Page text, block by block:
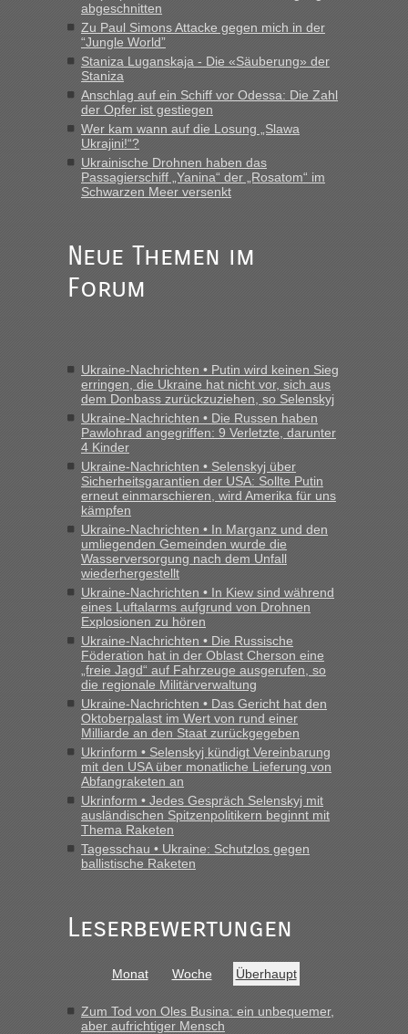
abgeschnitten
Zu Paul Simons Attacke gegen mich in der
“Jungle World”
Staniza Luganskaja - Die «Säuberung» der
Staniza
Anschlag auf ein Schiff vor Odessa: Die Zahl
der Opfer ist gestiegen
Wer kam wann auf die Losung „Slawa
Ukrajini!“?
Ukrainische Drohnen haben das
Passagierschiff „Yanina“ der „Rosatom“ im
Schwarzen Meer versenkt
Neue Themen im
Forum
Ukraine-Nachrichten • Putin wird keinen Sieg
erringen, die Ukraine hat nicht vor, sich aus
dem Donbass zurückzuziehen, so Selenskyj
Ukraine-Nachrichten • Die Russen haben
Pawlohrad angegriffen: 9 Verletzte, darunter
4 Kinder
Ukraine-Nachrichten • Selenskyj über
Sicherheitsgarantien der USA: Sollte Putin
erneut einmarschieren, wird Amerika für uns
kämpfen
Ukraine-Nachrichten • In Marganz und den
umliegenden Gemeinden wurde die
Wasserversorgung nach dem Unfall
wiederhergestellt
Ukraine-Nachrichten • In Kiew sind während
eines Luftalarms aufgrund von Drohnen
Explosionen zu hören
Ukraine-Nachrichten • Die Russische
Föderation hat in der Oblast Cherson eine
„freie Jagd“ auf Fahrzeuge ausgerufen, so
die regionale Militärverwaltung
Ukraine-Nachrichten • Das Gericht hat den
Oktoberpalast im Wert von rund einer
Milliarde an den Staat zurückgegeben
Ukrinform • Selenskyj kündigt Vereinbarung
mit den USA über monatliche Lieferung von
Abfangraketen an
Ukrinform • Jedes Gespräch Selenskyj mit
ausländischen Spitzenpolitikern beginnt mit
Thema Raketen
Tagesschau • Ukraine: Schutzlos gegen
ballistische Raketen
Leserbewertungen
Monat Woche Überhaupt
Zum Tod von Oles Busina: ein unbequemer,
aber aufrichtiger Mensch